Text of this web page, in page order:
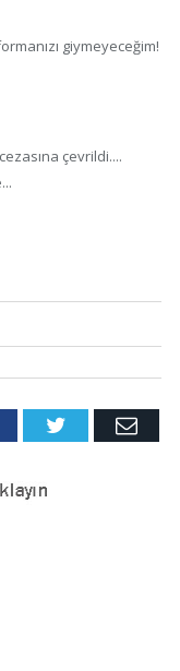
giymeyeceğim!
çevrildi....
Twitter Email